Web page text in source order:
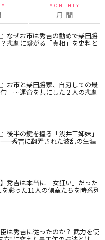
MONTHLY
月 間
』なぜお市は秀吉の勧めで柴田勝
悲劇に繋がる「真相」を史料と
』お市と柴田勝家、自刃しての最
」…運命を共にした２人の悲劇
後半の鍵を握る「浅井三姉妹」
秀吉に翻弄された波乱の生涯
】秀吉は本当に「女狂い」だった
彩った11人の側室たちを時系列
は秀吉に従ったのか？ 武力を使